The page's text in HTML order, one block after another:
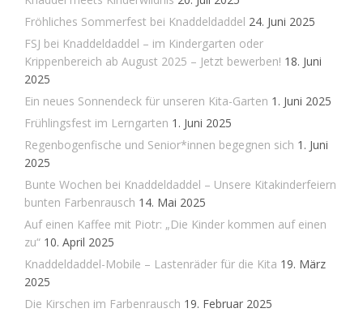
Fröhliches Sommerfest bei Knaddeldaddel 24. Juni 2025
FSJ bei Knaddeldaddel – im Kindergarten oder
Krippenbereich ab August 2025 – Jetzt bewerben! 18. Juni
2025
Ein neues Sonnendeck für unseren Kita-Garten 1. Juni 2025
Frühlingsfest im Lerngarten 1. Juni 2025
Regenbogenfische und Senior*innen begegnen sich 1. Juni
2025
Bunte Wochen bei Knaddeldaddel – Unsere Kitakinderfeiern
bunten Farbenrausch 14. Mai 2025
Auf einen Kaffee mit Piotr: „Die Kinder kommen auf einen
zu“ 10. April 2025
Knaddeldaddel-Mobile – Lastenräder für die Kita 19. März
2025
Die Kirschen im Farbenrausch 19. Februar 2025